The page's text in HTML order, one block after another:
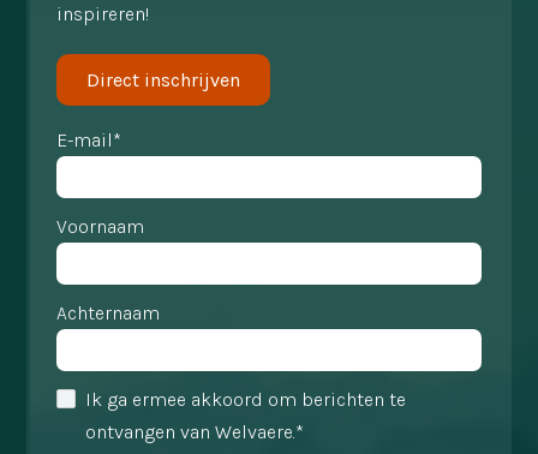
inspireren!
Direct inschrijven
E-mail*
Voornaam
Achternaam
Ik ga ermee akkoord om berichten te
ontvangen van Welvaere.*